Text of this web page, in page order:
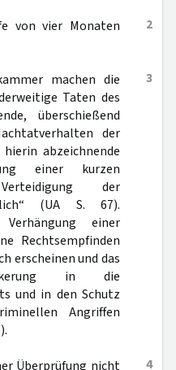
2
von vier Monaten
3
machen die
Taten des
überschießend
der
abzeichnende
einer kurzen
der
(UA S. 67).
einer
Rechtsempfinden
erscheinen und das
in die
und in den Schutz
Angriffen
4
Überprüfung nicht